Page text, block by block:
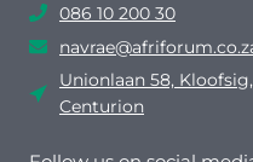
086 10 200 30
Unionlaan 58, Kloofsig,
Centurion